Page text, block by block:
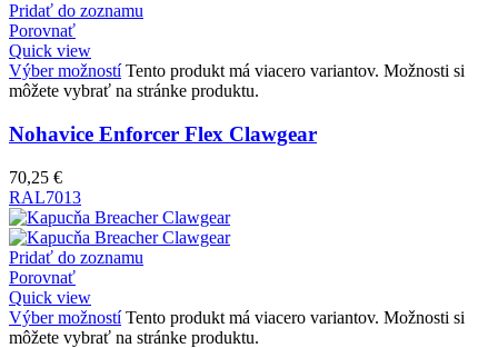
Pridať do zoznamu
Porovnať
Quick view
Výber možností Tento produkt má viacero variantov. Možnosti si
môžete vybrať na stránke produktu.
Nohavice Enforcer Flex Clawgear
70,25 €
RAL7013
Pridať do zoznamu
Porovnať
Quick view
Výber možností Tento produkt má viacero variantov. Možnosti si
môžete vybrať na stránke produktu.